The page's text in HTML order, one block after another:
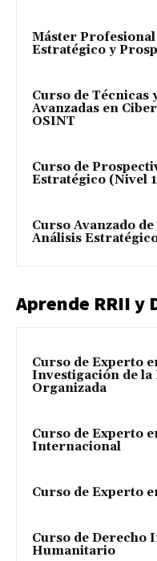
Máster Profesional
Estratégico y
Curso de
Avanzadas en
OSINT
Curso de
Estratégico (Nivel
Curso Avanzado
Análisis
Aprende RRII y
Curso de Experto
Investigación de la
Organizada
Curso de Experto
Internacional
Curso de Experto
Curso de Derecho
Humanitario